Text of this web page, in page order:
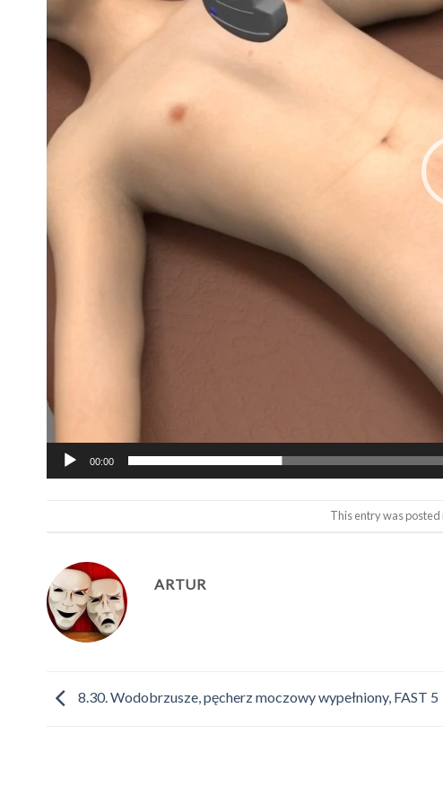
00:00
This entry was
ARTUR
8.30. Wodobrzusze, pęcherz moczowy wypełniony, FAST 5